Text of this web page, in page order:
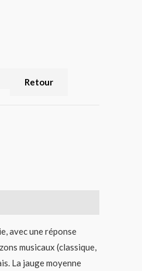
Retour
avec une réponse
musicaux (classique,
La jauge moyenne